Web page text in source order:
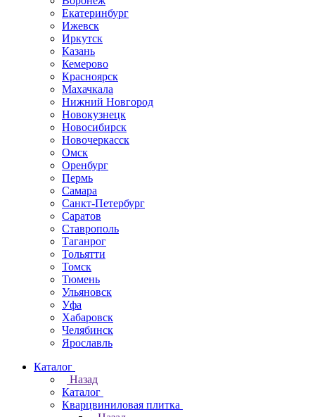
Екатеринбург
Ижевск
Иркутск
Казань
Кемерово
Красноярск
Махачкала
Нижний Новгород
Новокузнецк
Новосибирск
Новочеркаcск
Омск
Оренбург
Пермь
Самара
Санкт-Петербург
Саратов
Ставрополь
Таганрог
Тольятти
Томск
Тюмень
Ульяновск
Уфа
Хабаровск
Челябинск
Ярославль
Каталог
Назад
Каталог
Кварцвиниловая плитка